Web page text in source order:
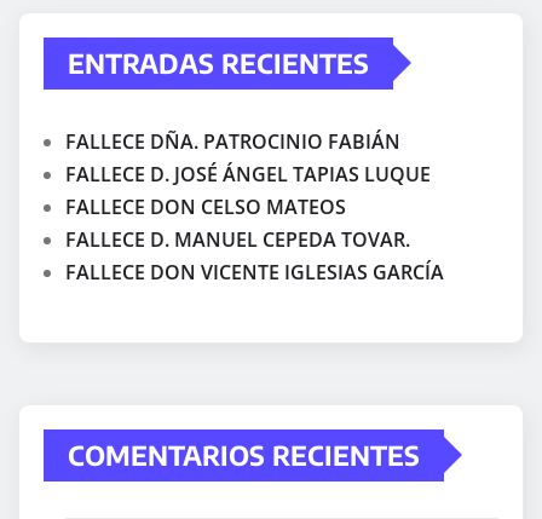
ENTRADAS RECIENTES
FALLECE DÑA. PATROCINIO FABIÁN
FALLECE D. JOSÉ ÁNGEL TAPIAS LUQUE
FALLECE DON CELSO MATEOS
FALLECE D. MANUEL CEPEDA TOVAR.
FALLECE DON VICENTE IGLESIAS GARCÍA
COMENTARIOS RECIENTES